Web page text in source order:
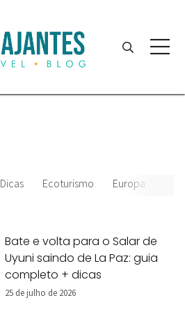
Dicas Ecoturismo Europa
Bate e volta para o Salar de
Uyuni saindo de La Paz: guia
completo + dicas
25 de julho de 2026